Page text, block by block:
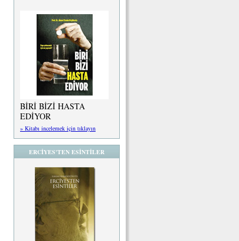
BİRİ BİZİ HASTA
EDİYOR
» Kitabı incelemek için tıklayın
ERCİYES'TEN ESİNTİLER